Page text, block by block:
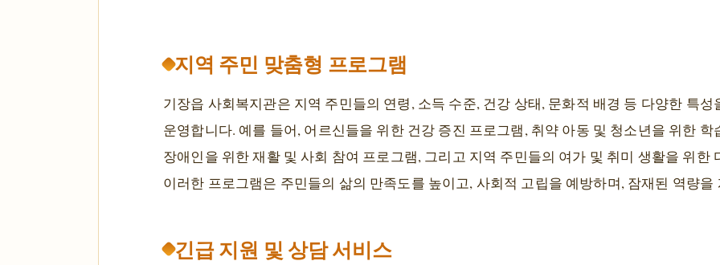
지역 주민 맞춤형 프로그램
기장읍 사회복지관은 지역 주민들의 연령, 소득 수준, 건강 상태, 문화적 배경 등 다양한 특
운영합니다. 예를 들어, 어르신들을 위한 건강 증진 프로그램, 취약 아동 및 청소년을 위한 학
장애인을 위한 재활 및 사회 참여 프로그램, 그리고 지역 주민들의 여가 및 취미 생활을 위한
이러한 프로그램은 주민들의 삶의 만족도를 높이고, 사회적 고립을 예방하며, 잠재된 역량을
긴급 지원 및 상담 서비스